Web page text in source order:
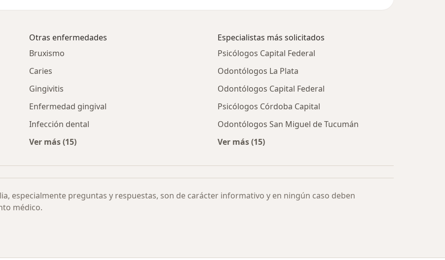
Otras enfermedades
Bruxismo
Caries
Gingivitis
Enfermedad gingival
Infección dental
Ver más (15)
Especialistas más solicitados
Psicólogos Capital Federal
Odontólogos La Plata
Odontólogos Capital Federal
Psicólogos Córdoba Capital
Odontólogos San Miguel de Tucumán
Ver más (15)
especialmente preguntas y respuestas, son de carácter informativo y en ningún caso deben
médico.